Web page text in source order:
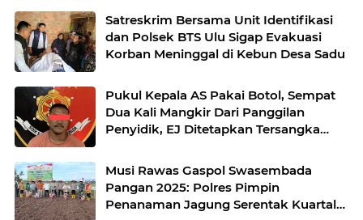
Satreskrim Bersama Unit Identifikasi
dan Polsek BTS Ulu Sigap Evakuasi
Korban Meninggal di Kebun Desa Sadu
Pukul Kepala AS Pakai Botol, Sempat
Dua Kali Mangkir Dari Panggilan
Penyidik, EJ Ditetapkan Tersangka
Musi Rawas Gaspol Swasembada
Pangan 2025: Polres Pimpin
Penanaman Jagung Serentak Kuartal